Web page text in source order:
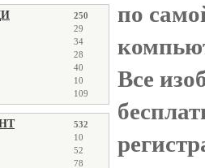
250
29
34
28
40
10
109
532
10
52
78
по
Все